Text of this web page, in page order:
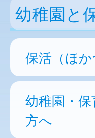
幼稚園と
保活（ほか
幼稚園・
方へ